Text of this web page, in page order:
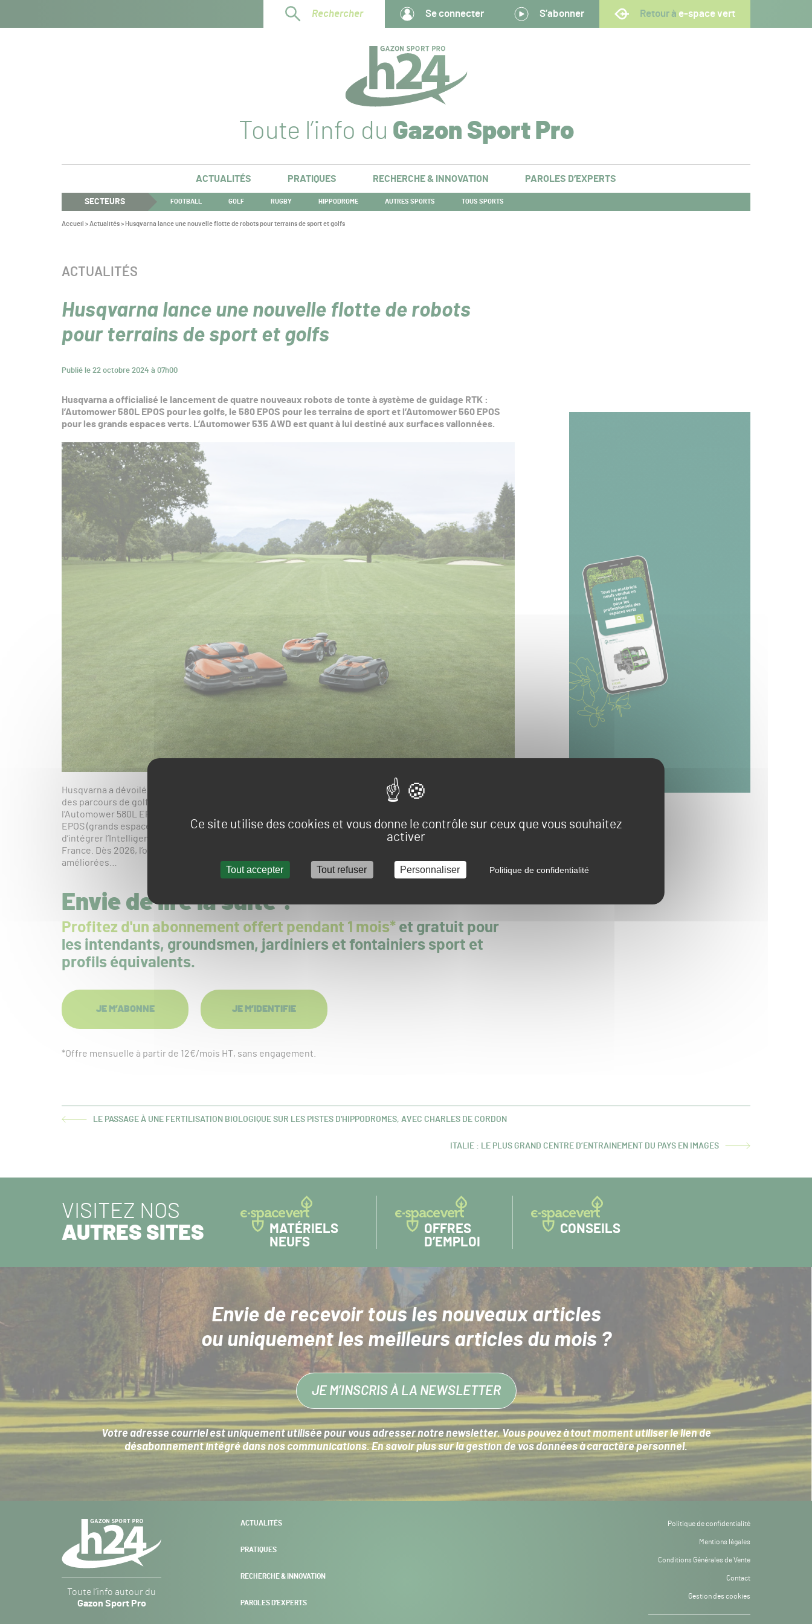
Ce site utilise des cookies et vous donne le contrôle sur ceux que vous souhaitez
activer
Tout accepter Tout refuser Personnaliser Politique de confidentialité
Rechercher Se connecter S’abonner Retour à e-space vert
Toute l’info du Gazon Sport Pro
ACTUALITÉS PRATIQUES RECHERCHE & INNOVATION PAROLES D’EXPERTS
SECTEURS FOOTBALL GOLF RUGBY HIPPODROME AUTRES SPORTS TOUS SPORTS
Vous
Accueil >Actualités> Husqvarna lance une nouvelle flotte de robots pour terrains de sport et golfs
Husqvarna lance une nouvelle flotte de robots
pour terrains de sport et golfs
Publié le 22 octobre 2024 à 07h00
CATÉGORIE :
ACTUALITÉS
Husqvarna a officialisé le lancement de quatre nouveaux robots de tonte à système de guidage RTK :
l’Automower 580L EPOS pour les golfs, le 580 EPOS pour les terrains de sport et l’Automower 560 EPOS
pour les grands espaces verts. L’Automower 535 AWD est quant à lui destiné aux surfaces vallonnées.
Husqvarna a dévoilé sa nouvelle flotte de
destinée à l’entretien des terrains de sport,
des parcours de golf et des grands espaces verts. Cette flotte se compose de trois nouveaux robots :
l’Automower 580L EPOS (parcours de golf), l’Automower 580 EPOS (terrains de sport) et l’Automower 560
EPOS (grands espaces verts) qui viendront compléter le CEORA. Les trois nouveaux robots, capables
d’intégrer l’Intelligence Artificielle (IA) via des mises à jour, seront commercialisés dès mars 2025 en
France. Dès 2026, l’option caméra leur offrira une vision nocturne et des capacités d’évitement d’obstacles
améliorées…
Envie de lire la suite ?
Profitez d'un abonnement offert pendant 1 mois* et gratuit pour
les intendants, groundsmen, jardiniers et fontainiers sport et
profils équivalents.
JE M’ABONNE JE M’IDENTIFIE
*Offre mensuelle à partir de 12€/mois HT, sans engagement.
ARTICLE LE PASSAGE À UNE FERTILISATION BIOLOGIQUE SUR LES PISTES D'HIPPODROMES, AVEC CHARLES DE CORDON
ARTICLE
ITALIE : LE PLUS GRAND CENTRE D’ENTRAINEMENT DU PAYS EN IMAGES
VISITEZ NOS
AUTRES SITES
MATÉRIELS
NEUFS
OFFRES
D’EMPLOI
CONSEILS
Envie de recevoir tous les nouveaux articles
ou uniquement les meilleurs articles du mois ?
JE M’INSCRIS À LA NEWSLETTER
Votre adresse courriel est uniquement utilisée pour vous adresser notre newsletter. Vous pouvez à tout moment utiliser le lien de
désabonnement intégré dans nos communications. En savoir plus sur lagestion de vos données à caractère personnel.
Sport
Pro
Toute l’info autour du
Gazon Sport Pro
ACTUALITÉS
PRATIQUES
RECHERCHE & INNOVATION
PAROLES D’EXPERTS
Politique de confidentialité
Mentions légales
Conditions Générales de Vente
Contact
Gestion des cookies